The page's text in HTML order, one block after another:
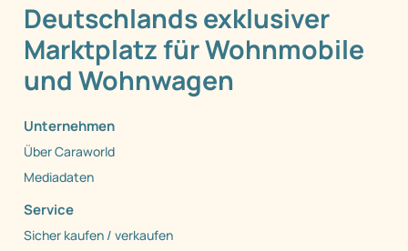
Deutschlands exklusiver
Marktplatz für Wohnmobile
und Wohnwagen
Unternehmen
Über Caraworld
Mediadaten
Service
Sicher kaufen / verkaufen